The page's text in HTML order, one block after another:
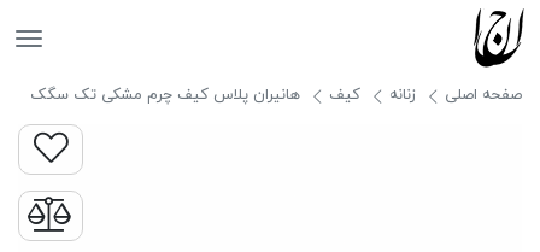
صفحه اصلی زنانه کیف هانیران پلاس کیف چرم مشکی تک سگک